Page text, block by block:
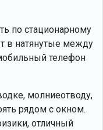
по стационарному
в натянутые между
телефон
молниеотводу,
рядом с окном.
отличный